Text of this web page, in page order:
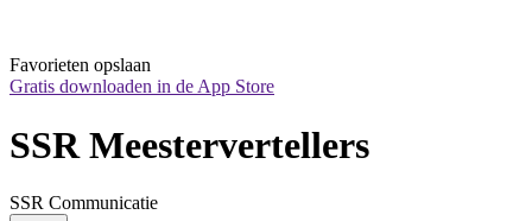
Favorieten opslaan
Gratis downloaden in de App Store
SSR Meestervertellers
SSR Communicatie